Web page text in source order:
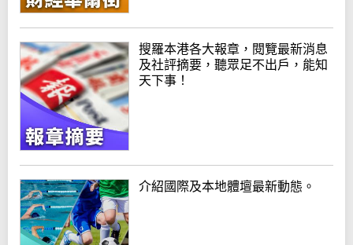
搜羅本港各大報章，閱覽最新消息
及社評摘要，聽眾足不出戶，能知
天下事！
介紹國際及本地體壇最新動態。